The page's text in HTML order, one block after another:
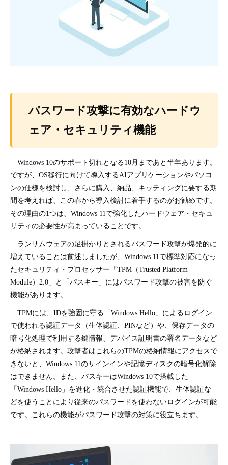
パスワード攻撃に有効なハードウ
ェア・セキュリティ機能
Windows 10のサポート切れとなる10月まであと半年あります。
ですが、OS移行に向けて導入するAIアプリケーションやパソコ
ンの仕様を検討し、さらに購入、納品、キッティングに要する期
間を考えれば、この春から導入検討に着手するのがお勧めです。
その理由の1つは、Windows 11で強化したハードウェア・セキュ
リティの必要性が高まっていることです。
ランサムウェアの足掛かりとされるパスワード攻撃が爆発的に
増えていることは前述しましたが、Windows 11で標準対応になっ
たセキュリティ・プロセッサー「TPM（Trusted Platform
Module）2.0」と「パスキー」にはパスワード攻撃の被害を防ぐ
機能があります。
TPMには、IDを強固に守る「Windows Hello」によるログイン
で使われる認証データ（生体認証、PINなど）や、保存データの
暗号化処理で利用する鍵情報、デバイス証明書の署名データなど
が格納されます。攻撃者はこれらのTPMの格納情報にアクセスで
きないと、Windows 11のサインインや記憶ディスクの暗号化解除
はできません。また、パスキーはWindows 10で搭載した
「Windows Hello」を進化・統合させた認証機能で、生体認証な
どを使うことにより従来のパスワードを使わないログインが可能
です。これらの機能がパスワード攻撃の対策に役立ちます。